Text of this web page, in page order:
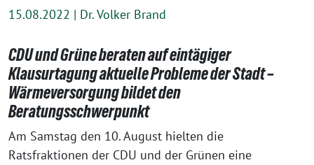
15.08.2022 | Dr. Volker Brand
CDU und Grüne beraten auf eintägiger
Klausurtagung aktuelle Probleme der Stadt –
Wärmeversorgung bildet den
Beratungsschwerpunkt
Am Samstag den 10. August hielten die
Ratsfraktionen der CDU und der Grünen eine